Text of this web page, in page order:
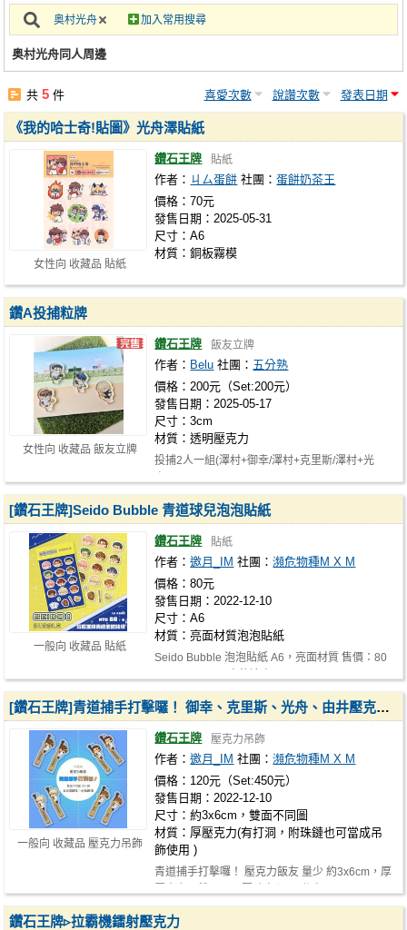
會員功能選單
註冊會員
奥村光舟 加入常用搜尋
奥村光舟同人周邊
共5 件 喜愛次數 說讚次數 發表日期
女性向 收藏品 貼紙
《我的哈士奇!貼圖》光舟澤貼紙
鑽石王牌 貼紙
作者： ㄐㄙ蛋餅 社團：蛋餅奶茶王
價格：70元
發售日期：2025-05-31
尺寸：A6
材質：銅板霧模
女性向 收藏品 飯友立牌
鑽A投捕粒牌
鑽石王牌 飯友立牌
作者： Belu 社團： 五分熟
價格：200元（Set:200元）
發售日期：2025-05-17
尺寸：3cm
材質：透明壓克力
投捕2人一組(澤村+御幸/澤村+克里斯/澤村+光
一般向 收藏品 貼紙
[鑽石王牌]Seido Bubble 青道球兒泡泡貼紙
鑽石王牌 貼紙
作者：邀月_IM 社團：瀕危物種M X M
價格：80元
發售日期：2022-12-10
尺寸：A6
材質：亮面材質泡泡貼紙
Seido Bubble 泡泡貼紙 A6，亮面材質 售價：80
一般向 收藏品 壓克力吊飾
[鑽石王牌]青道捕手打擊囉！ 御幸、克里斯、光舟、由井壓克力飯友
鑽石王牌 壓克力吊飾
作者：邀月_IM 社團：瀕危物種M X M
價格：120元（Set:450元）
發售日期：2022-12-10
尺寸：約3x6cm，雙面不同圖
材質：厚壓克力(有打洞，附珠鏈也可當成吊
飾使用 )
青道捕手打擊囉！ 壓克力飯友 量少 約3x6cm，厚
鑽石王牌▹拉霸機鐳射壓克力